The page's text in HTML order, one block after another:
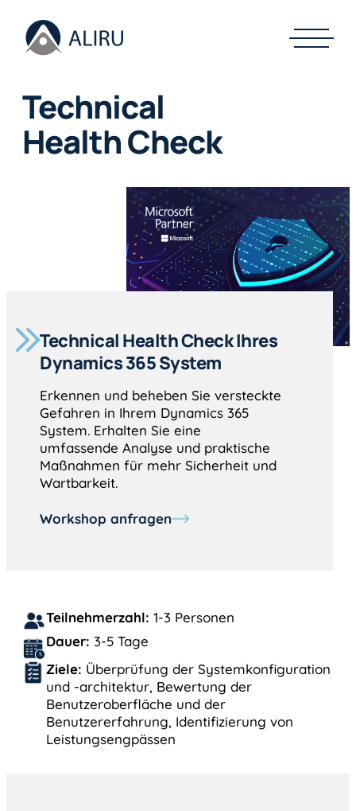
Technical
Health Check
Technical Health Check Ihres
Dynamics 365 System
Erkennen und beheben Sie versteckte
Gefahren in Ihrem Dynamics 365
System. Erhalten Sie eine
umfassende Analyse und praktische
Maßnahmen für mehr Sicherheit und
Wartbarkeit.
Workshop anfragen
Teilnehmerzahl: 1-3 Personen
Dauer: 3-5 Tage
Ziele: Überprüfung der Systemkonfiguration
und -architektur, Bewertung der
Benutzeroberfläche und der
Benutzererfahrung, Identifizierung von
Leistungsengpässen